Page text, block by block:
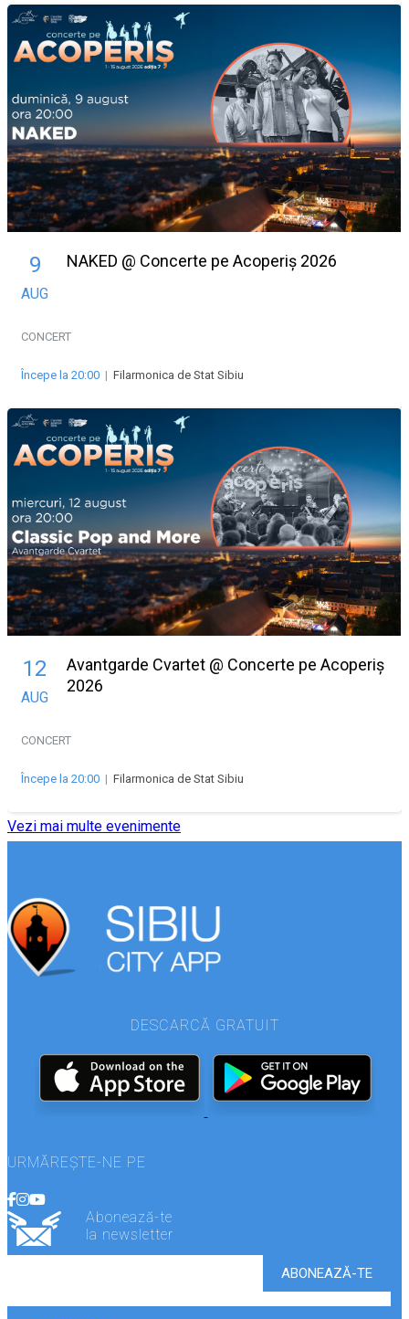
9
AUG
NAKED @ Concerte pe Acoperiș 2026
CONCERT
Începe la 20:00 | Filarmonica de Stat Sibiu
12
AUG
Avantgarde Cvartet @ Concerte pe Acoperiș
2026
CONCERT
Începe la 20:00 | Filarmonica de Stat Sibiu
Vezi mai multe evenimente
DESCARCĂ GRATUIT
URMĂREȘTE-NE PE
Abonează-te
la newsletter